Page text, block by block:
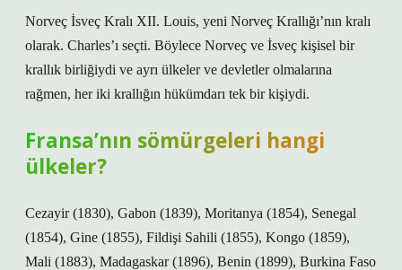
Norveç İsveç Kralı XII. Louis, yeni Norveç Krallığı’nın kralı
olarak. Charles’ı seçti. Böylece Norveç ve İsveç kişisel bir
krallık birliğiydi ve ayrı ülkeler ve devletler olmalarına
rağmen, her iki krallığın hükümdarı tek bir kişiydi.
Fransa’nın sömürgeleri hangi
ülkeler?
Cezayir (1830), Gabon (1839), Moritanya (1854), Senegal
(1854), Gine (1855), Fildişi Sahili (1855), Kongo (1859),
Mali (1883), Madagaskar (1896), Benin (1899), Burkina Faso